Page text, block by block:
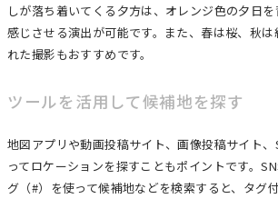
しが落ち着いてくる夕方は、オレンジ色の夕日
感じさせる演出が可能です。また、春は桜、秋
れた撮影もおすすめです。
ツールを活用して候補地を探す
地図アプリや動画投稿サイト、画像投稿サイト
ってロケーションを探すこともポイントです。
グ（#）を使って候補地などを検索すると、タグ